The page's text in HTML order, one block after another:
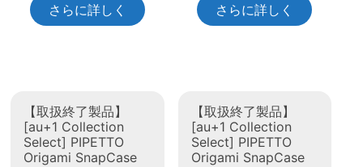
さらに詳しく さらに詳しく
【取扱終了製品】
[au+1 Collection
Select] PIPETTO
Origami SnapCase
【取扱終了製品】
[au+1 Collection
Select] PIPETTO
Origami SnapCase